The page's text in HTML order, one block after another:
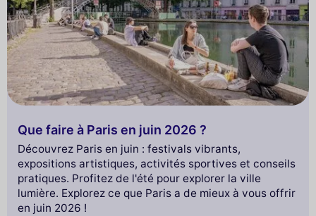
Que faire à Paris en juin 2026 ?
Découvrez Paris en juin : festivals vibrants,
expositions artistiques, activités sportives et conseils
pratiques. Profitez de l'été pour explorer la ville
lumière. Explorez ce que Paris a de mieux à vous offrir
en juin 2026 !